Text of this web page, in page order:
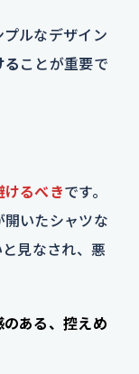
ルなデザイン
る ことが重要で
けるべきです。
いたシャツな
見なされ、悪
のある、控えめ